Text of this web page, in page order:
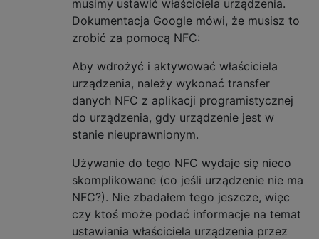
musimy ustawić właściciela urządzenia.
Dokumentacja Google mówi, że musisz to
zrobić za pomocą NFC:
Aby wdrożyć i aktywować właściciela
urządzenia, należy wykonać transfer
danych NFC z aplikacji programistycznej
do urządzenia, gdy urządzenie jest w
stanie nieuprawnionym.
Używanie do tego NFC wydaje się nieco
skomplikowane (co jeśli urządzenie nie ma
NFC?). Nie zbadałem tego jeszcze, więc
czy ktoś może podać informacje na temat
ustawiania właściciela urządzenia przez